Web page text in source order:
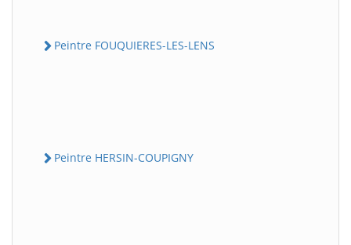
Peintre FOUQUIERES-LES-LENS
Peintre HERSIN-COUPIGNY